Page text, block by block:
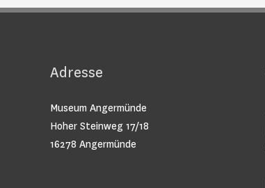
Adresse
Museum Angermünde
Hoher Steinweg 17/18
16278 Angermünde